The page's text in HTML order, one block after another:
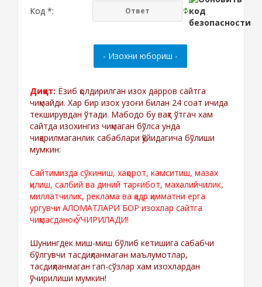
Код *:
Диққат: Ёзиб қолдирилган изох дарров сайтга
чиқмайди. Хар бир изох узоғи билан 24 соат ичида
текширувдан ўтади. Мабодо бу вақт ўтгач хам
сайтда изохингиз чиқмаган бўлса унда
чиқарилмаганлик сабаблари қўйидагича бўлиши
мумкин:
Сайтимизда сўкиниш, хақорот, камситиш, мазах
қилиш, салбий ва диний тарғибот, махалийчилик,
миллатчилик, реклама ва қадр қимматни ерга
ургувчи АЛОМАТЛАРИ БОР изохлар сайтга
чиқмасданоқ ЎЧИРИЛАДИ!
Шунингдек миш-миш бўлиб кетишига сабабчи
бўлгувчи тасдиқланмаган маълумотлар,
тасдиқланмаган гап-сўзлар хам изохлардан
ўчирилиши мумкин!